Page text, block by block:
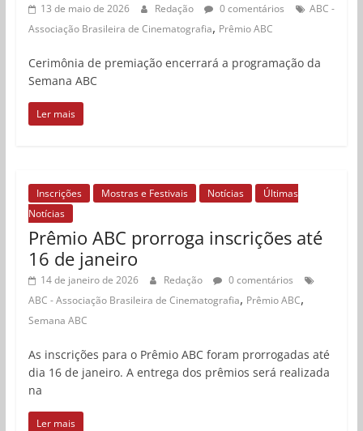
13 de maio de 2026 Redação 0 comentários
ABC -
Associação Brasileira de Cinematografia, Prêmio ABC
Cerimônia de premiação encerrará a programação da
Semana ABC
Ler mais
Inscrições Mostras e Festivais Notícias
Últimas
Notícias
Prêmio ABC prorroga inscrições até
16 de janeiro
14 de janeiro de 2026 Redação
0 comentários
ABC - Associação Brasileira de Cinematografia, Prêmio ABC,
Semana ABC
As inscrições para o Prêmio ABC foram prorrogadas até
dia 16 de janeiro. A entrega dos prêmios será realizada
na
Ler mais